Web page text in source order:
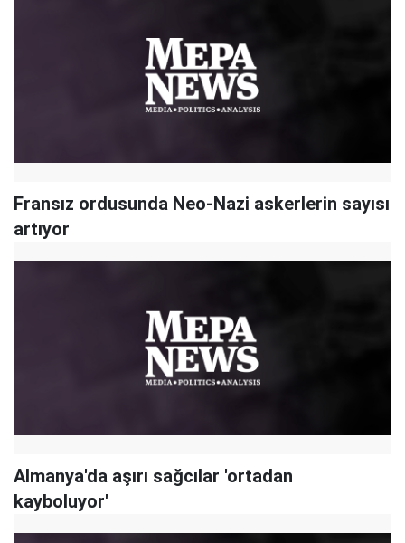
Fransız ordusunda Neo-Nazi askerlerin sayısı
artıyor
Almanya'da aşırı sağcılar 'ortadan
kayboluyor'